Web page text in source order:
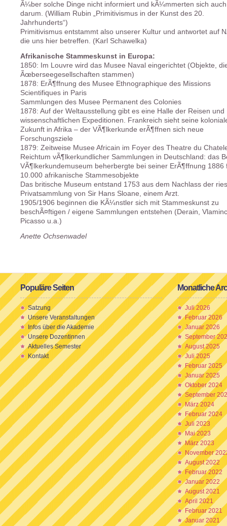
Ã¼ber solche Dinge nicht informiert und kÃ¼mmerten sich
darum. (William Rubin „Primitivismus in der Kunst des 20.
Jahrhunderts“)
Primitivismus entstammt also unserer Kultur und antwortet auf
die uns hier betreffen. (Karl Schawelka)
Afrikanische Stammeskunst in Europa:
1850: Im Louvre wird das Musee Naval eingerichtet (Objekte,
Ãœberseegesellschaften stammen)
1878: ErÃ¶ffnung des Musee Ethnographique des Missions
Scientifiques in Paris
Sammlungen des Musee Permanent des Colonies
1878: Auf der Weltausstellung gibt es eine Halle der Reisen und
wissenschaftlichen Expeditionen. Frankreich sieht seine
Zukunft in Afrika – der VÃ¶lkerkunde erÃ¶ffnen sich neue
Forschungsziele
1879: Zeitweise Musee Africain im Foyer des Theatre du
Reichtum vÃ¶lkerkundlicher Sammlungen in Deutschland: das
VÃ¶lkerkundemuseum beherbergte bei seiner ErÃ¶ffnung 1886
10.000 afrikanische Stammesobjekte
Das britische Museum entstand 1753 aus dem Nachlass der
Privatsammlung von Sir Hans Sloane, einem Arzt.
1905/1906 beginnen die KÃ¼nstler sich mit Stammeskunst zu
beschÃ¤ftigen / eigene Sammlungen entstehen (Derain,
Picasso u.a.)
Anette Ochsenwadel
Populäre Seiten
Satzung
Unsere Veranstaltungen
Infos über die Akademie
Unsere Dozentinnen
Aktuelles Semester
Kontakt
Monatliche
Juli 2026
Februar 2026
Januar 2026
September
August 2025
Juli 2025
Februar 2025
Januar 2025
Oktober 2024
September
März 2024
Februar 2024
Juli 2023
Mai 2023
März 2023
November
August 2022
Februar 2022
Januar 2022
August 2021
April 2021
Februar 2021
Januar 2021